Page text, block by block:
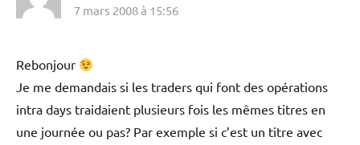
7 mars 2008 à 15:56
Rebonjour
Je me demandais si les traders qui font des opérations
intra days traidaient plusieurs fois les mêmes titres en
une journée ou pas? Par exemple si c’est un titre avec